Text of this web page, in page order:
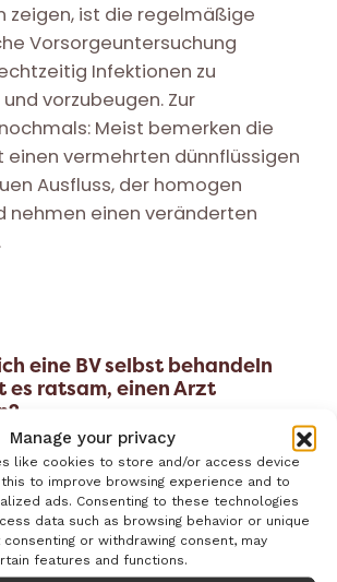
Manage your privacy
like cookies to store and/or access device
to improve browsing experience and to
ads. Consenting to these technologies
data such as browsing behavior or unique
or withdrawing consent, may
features and functions.
zeigen, ist die regelmäßige
Vorsorgeuntersuchung
Infektionen zu
vorzubeugen. Zur
Meist bemerken die
einen vermehrten dünnflüssigen
Ausfluss, der homogen
nehmen einen veränderten
eine BV selbst behandeln
es ratsam, einen Arzt
Symptomen kann
versucht werden, das
der Scheidenflora selbst
in dem man natürliche
zuführt. Wenn das aber